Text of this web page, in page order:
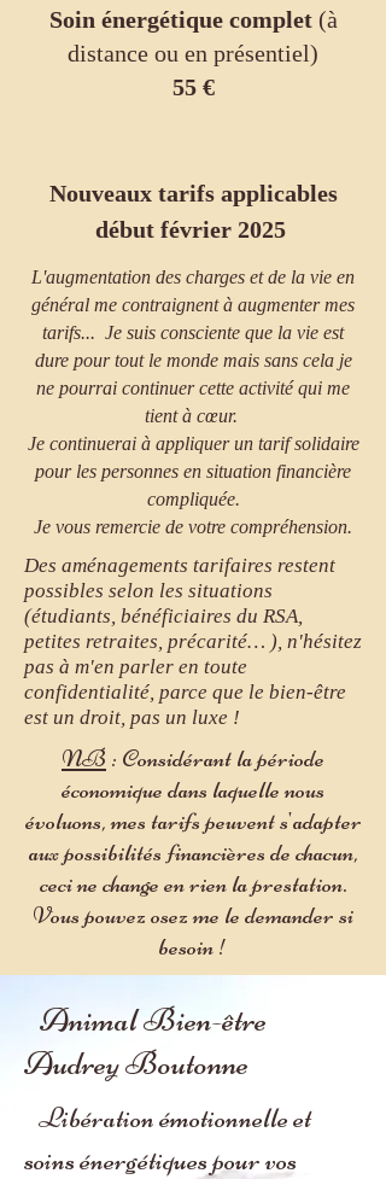
Soin énergétique complet(à
distance ou en présentiel)
55 €
Nouveaux tarifs applicables
début février 2025
L'augmentation des charges et de la vie en
général me contraignent à augmenter mes
tarifs... Je suis consciente que la vie est
dure pour tout le monde mais sans cela je
ne pourrai continuer cette activité qui me
tient à cœur.
Je continuerai à appliquer un tarif solidaire
pour les personnes en situation financière
compliquée.
Je vous remercie de votre compréhension.
Des aménagements tarifaires restent
possibles selon les situations
(étudiants, bénéficiaires du RSA,
petites retraites, précarité… ), n'hésitez
pas à m'en parler en toute
confidentialité, parce que le bien-être
est un droit, pas un luxe !
NB : Considérant la période
économique dans laquelle nous
évoluons, mes tarifs peuvent s'adapter
aux possibilités financières de chacun,
ceci ne change en rien la prestation.
Vous pouvez osez me le demander si
besoin !
Animal Bien-être
Audrey Boutonne
Libération émotionnelle et
soins énergétiques pour vos